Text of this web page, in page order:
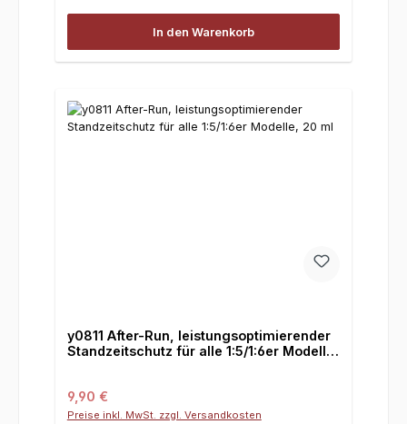
In den Warenkorb
y0811 After-Run, leistungsoptimierender
Standzeitschutz für alle 1:5/1:6er Modelle,
Regulärer Preis:
9,90 €
Preise inkl. MwSt. zzgl. Versandkosten